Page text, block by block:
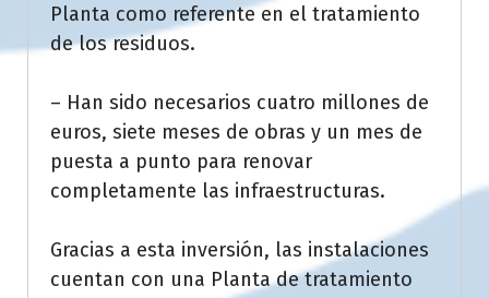
Planta como referente en el tratamiento
de los residuos.
– Han sido necesarios cuatro millones de
euros, siete meses de obras y un mes de
puesta a punto para renovar
completamente las infraestructuras.
Gracias a esta inversión, las instalaciones
cuentan con una Planta de tratamiento